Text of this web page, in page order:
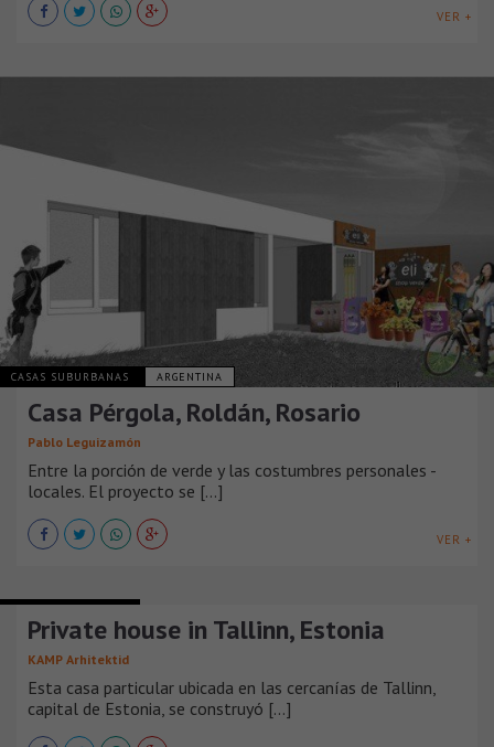
VER +
CASAS SUBURBANAS ARGENTINA
Casa Pérgola, Roldán, Rosario
Pablo Leguizamón
Entre la porción de verde y las costumbres personales -
locales. El proyecto se [...]
VER +
Private house in Tallinn, Estonia
KAMP Arhitektid
Esta casa particular ubicada en las cercanías de Tallinn,
capital de Estonia, se construyó [...]